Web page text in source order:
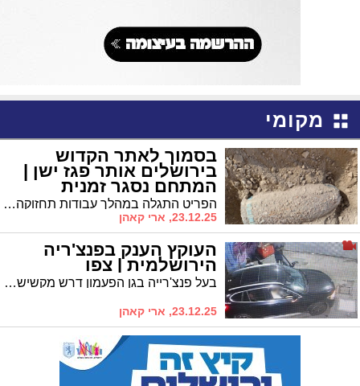
מקומי
בסמוך לאתר הקדוש
בירושלים אותר פגז ישן |
המתחם נסגר זמנית
הפריט התגלה במהלך עבודות תחזוקה בגן הלאומי • האתר הקדוש בצפון ירושלים נסגר זמנית עד לסיום טיפול חבלני המשטרה
23.12.25, ארי קאהן
העוקץ הענק בפנצ'ריה
הירושלמית | צפו
בעל פנצ'רייה בגן הפעמון דרש מקשישים תשלומים מופרזים, זייף מסמכים ונטל כספים במרמה • הוגשה הצהרת תובע ומעצרו הוארך
23.12.25, ארי קאהן